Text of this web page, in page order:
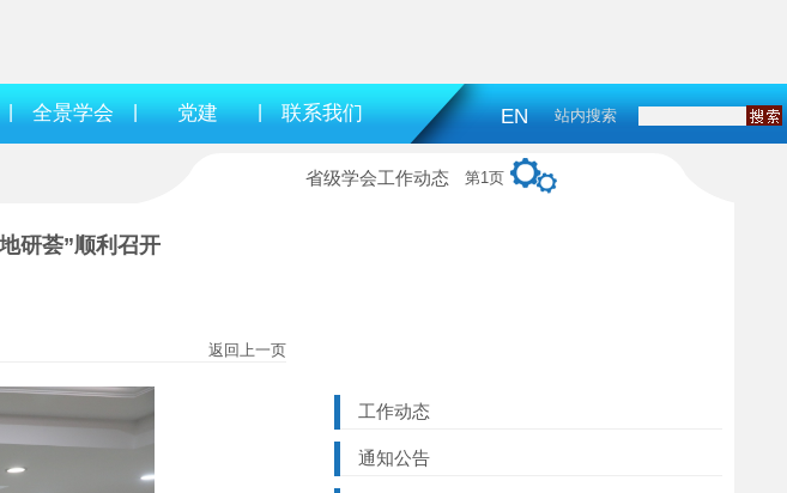
| 全景学会 | 党建 | 联系我们 EN 站内搜索
省级学会工作动态 第1页
研荟”顺利召开
返回上一页
工作动态
通知公告